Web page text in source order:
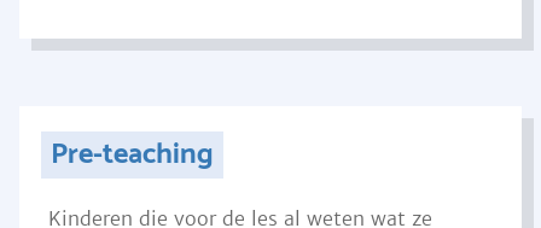
Pre-teaching
Kinderen die voor de les al weten wat ze